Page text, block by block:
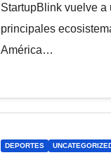
StartupBlink vuelve a
principales
América…
DEPORTES